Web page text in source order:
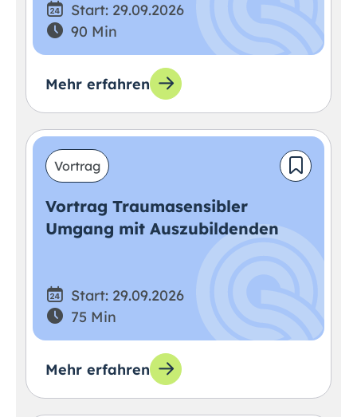
Start: 29.09.2026
90 Min
Mehr erfahren
Vortrag
Vortrag Traumasensibler
Umgang mit Auszubildenden
Start: 29.09.2026
75 Min
Mehr erfahren